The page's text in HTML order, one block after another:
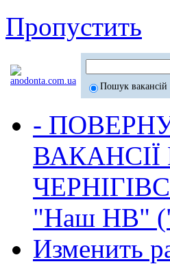
Пропустить
Пошук вакансій
-
"Наш НВ"
Изменить